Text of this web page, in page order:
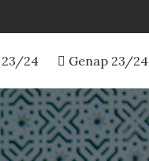
24 Genap 23/24